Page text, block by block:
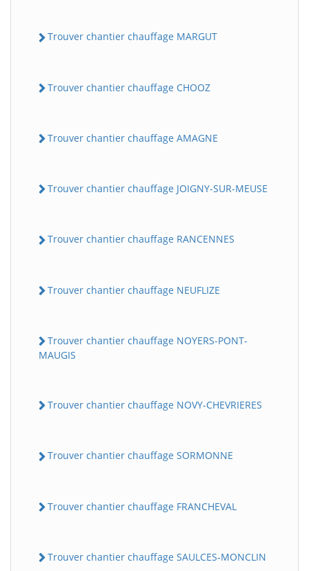
Trouver chantier chauffage MARGUT
Trouver chantier chauffage CHOOZ
Trouver chantier chauffage AMAGNE
Trouver chantier chauffage JOIGNY-SUR-MEUSE
Trouver chantier chauffage RANCENNES
Trouver chantier chauffage NEUFLIZE
Trouver chantier chauffage NOYERS-PONT-
MAUGIS
Trouver chantier chauffage NOVY-CHEVRIERES
Trouver chantier chauffage SORMONNE
Trouver chantier chauffage FRANCHEVAL
Trouver chantier chauffage SAULCES-MONCLIN